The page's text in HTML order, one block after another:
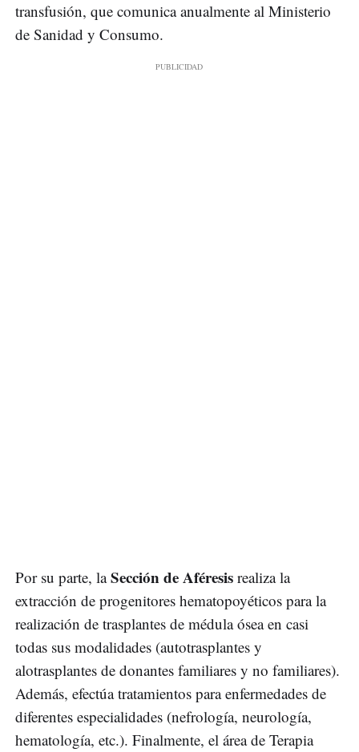
transfusión, que comunica anualmente al Ministerio
de Sanidad y Consumo.
Por su parte, laSección de Aféresis realiza la
extracción de progenitores hematopoyéticos para la
realización de trasplantes de médula ósea en casi
todas sus modalidades (autotrasplantes y
alotrasplantes de donantes familiares y no familiares).
Además, efectúa tratamientos para enfermedades de
diferentes especialidades (nefrología, neurología,
hematología, etc.). Finalmente, el área de Terapia